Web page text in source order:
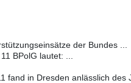
der Bundes ...
BPolG lautet: ...
fand in Dresden anlässlich des